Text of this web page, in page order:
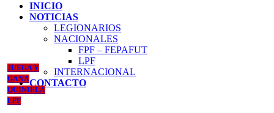
INICIO
NOTICIAS
LEGIONARIOS
NACIONALES
FPF – FEPAFUT
LPF
INTERNACIONAL
CONTACTO
JUEGA Y
GANA
QUINIELA
LPF